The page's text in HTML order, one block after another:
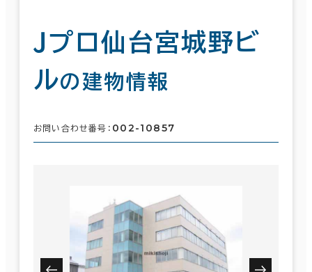
Ｊプロ仙台宮城野ビ
ルの建物情報
お問い合わせ番号： 002-10857